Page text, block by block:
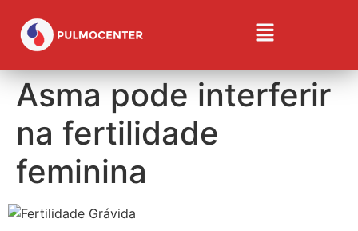
Asma pode interferir
na fertilidade
feminina